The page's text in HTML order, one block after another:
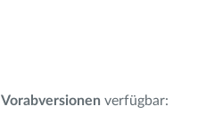
Vorabversionen verfügbar: